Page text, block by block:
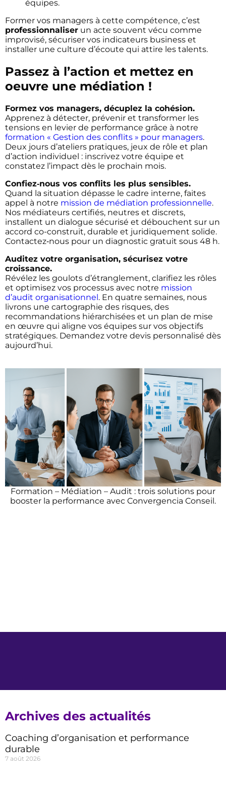
équipes.
Former vos managers à cette compétence, c’est
professionnaliser un acte souvent vécu comme
improvisé, sécuriser vos indicateurs business et
installer une culture d’écoute qui attire les talents.
Passez à l’action et mettez en
oeuvre une médiation !
Formez vos managers, décuplez la cohésion.
Apprenez à détecter, prévenir et transformer les
tensions en levier de performance grâce à notre
formation « Gestion des conflits » pour managers.
Deux jours d’ateliers pratiques, jeux de rôle et plan
d’action individuel : inscrivez votre équipe et
constatez l’impact dès le prochain mois.
Confiez‐nous vos conflits les plus sensibles.
Quand la situation dépasse le cadre interne, faites
appel à notre mission de médiation professionnelle.
Nos médiateurs certifiés, neutres et discrets,
installent un dialogue sécurisé et débouchent sur un
accord co-construit, durable et juridiquement solide.
Contactez‐nous pour un diagnostic gratuit sous 48 h.
Auditez votre organisation, sécurisez votre
croissance.
Révélez les goulots d’étranglement, clarifiez les rôles
et optimisez vos processus avec notre mission
d’audit organisationnel. En quatre semaines, nous
livrons une cartographie des risques, des
recommandations hiérarchisées et un plan de mise
en œuvre qui aligne vos équipes sur vos objectifs
stratégiques. Demandez votre devis personnalisé dès
aujourd’hui.
Formation – Médiation – Audit : trois solutions pour
booster la performance avec Convergencia Conseil.
Archives des actualités
Coaching d’organisation et performance
durable
7 août 2026